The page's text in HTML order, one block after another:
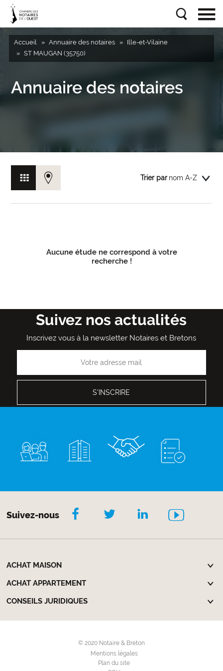
Accueil Annuaire des notaires
Ille-et-Vilaine
ST MAUGAN (35750)
Annuaire des notaires
Trier par
Aucune étude ne correspond à votre
recherche !
Suivez nos actualités
Inscrivez vous à la newsletter Notaires et Bretons
Suivez-nous
ACHAT MAISON
ACHAT APPARTEMENT
CONSEILS JURIDIQUES
© 2020 Notaire & Breton
Mentions légales
Plan du site